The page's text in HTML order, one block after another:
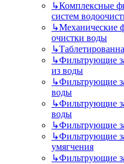
↳Комплексные
систем
↳Механические
очистки воды
↳
↳Фильтрующие
из воды
↳Фильтрующие
воды
↳Фильтрующие
воды
↳Фильтрующие
↳Фильтрующие
умягчения
↳Фильтрующие